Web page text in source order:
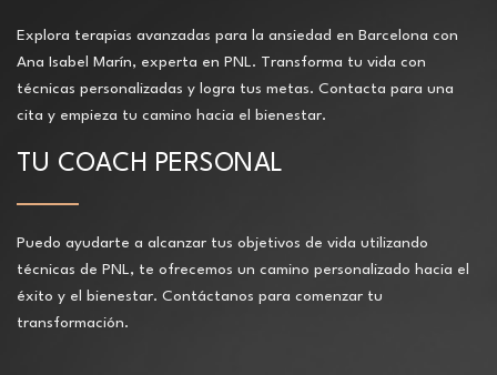
Explora terapias avanzadas para la ansiedad en Barcelona con
Ana Isabel Marín, experta en PNL. Transforma tu vida con
técnicas personalizadas y logra tus metas. Contacta para una
cita y empieza tu camino hacia el bienestar.
TU COACH PERSONAL
Puedo ayudarte a alcanzar tus objetivos de vida utilizando
técnicas de PNL, te ofrecemos un camino personalizado hacia el
éxito y el bienestar. Contáctanos para comenzar tu
transformación.